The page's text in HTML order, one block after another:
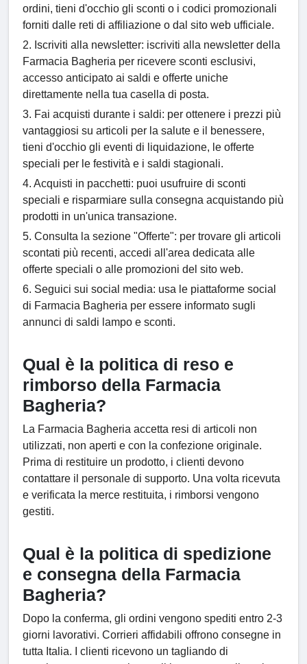
ordini, tieni d'occhio gli sconti o i codici promozionali
forniti dalle reti di affiliazione o dal sito web ufficiale.
2. Iscriviti alla newsletter: iscriviti alla newsletter della
Farmacia Bagheria per ricevere sconti esclusivi,
accesso anticipato ai saldi e offerte uniche
direttamente nella tua casella di posta.
3. Fai acquisti durante i saldi: per ottenere i prezzi più
vantaggiosi su articoli per la salute e il benessere,
tieni d'occhio gli eventi di liquidazione, le offerte
speciali per le festività e i saldi stagionali.
4. Acquisti in pacchetti: puoi usufruire di sconti
speciali e risparmiare sulla consegna acquistando più
prodotti in un'unica transazione.
5. Consulta la sezione "Offerte": per trovare gli articoli
scontati più recenti, accedi all'area dedicata alle
offerte speciali o alle promozioni del sito web.
6. Seguici sui social media: usa le piattaforme social
di Farmacia Bagheria per essere informato sugli
annunci di saldi lampo e sconti.
Qual è la politica di reso e
rimborso della Farmacia
Bagheria?
La Farmacia Bagheria accetta resi di articoli non
utilizzati, non aperti e con la confezione originale.
Prima di restituire un prodotto, i clienti devono
contattare il personale di supporto. Una volta ricevuta
e verificata la merce restituita, i rimborsi vengono
gestiti.
Qual è la politica di spedizione
e consegna della Farmacia
Bagheria?
Dopo la conferma, gli ordini vengono spediti entro 2-3
giorni lavorativi. Corrieri affidabili offrono consegne in
tutta Italia. I clienti ricevono un tagliando di